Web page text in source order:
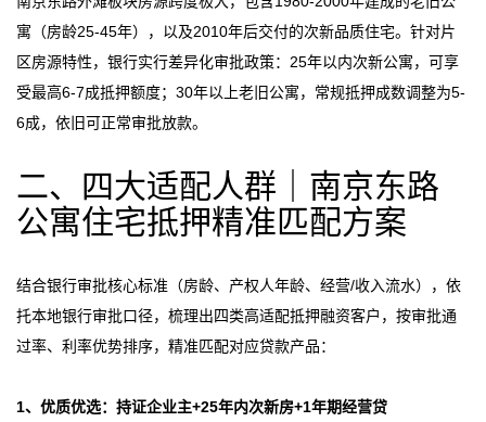
寓（房龄25-45年），以及2010年后交付的次新品质住宅。针对片
区房源特性，银行实行差异化审批政策：25年以内次新公寓，可享
受最高6-7成抵押额度；30年以上老旧公寓，常规抵押成数调整为5-
6成，依旧可正常审批放款。
二、四大适配人群｜南京东路
公寓住宅抵押精准匹配方案
结合银行审批核心标准（房龄、产权人年龄、经营/收入流水），依
托本地银行审批口径，梳理出四类高适配抵押融资客户，按审批通
过率、利率优势排序，精准匹配对应贷款产品：
1、优质优选：持证企业主+25年内次新房+1年期经营贷